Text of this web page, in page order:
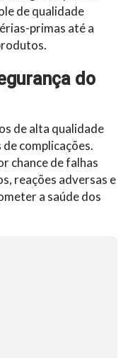
de qualidade
primas até a
do
de alta qualidade
complicações.
chance de falhas
reações adversas e
a saúde dos